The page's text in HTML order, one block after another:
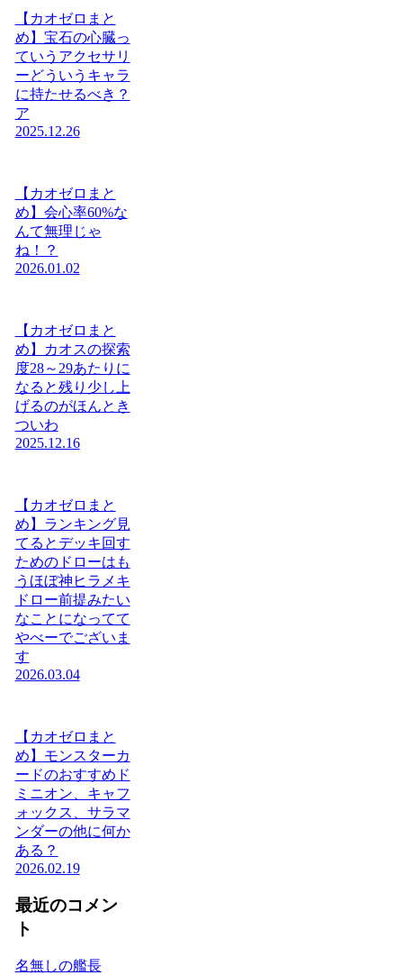
【カオゼロまと
め】宝石の心臓っ
ていうアクセサリ
ーどういうキャラ
に持たせるべき？
ア
2025.12.26
【カオゼロまと
め】会心率60%な
んて無理じゃ
ね！？
2026.01.02
【カオゼロまと
め】カオスの探索
度28～29あたりに
なると残り少し上
げるのがほんとき
ついわ
2025.12.16
【カオゼロまと
め】ランキング見
てるとデッキ回す
ためのドローはも
うほぼ神ヒラメキ
ドロー前提みたい
なことになってて
やべーでございま
す
2026.03.04
【カオゼロまと
め】モンスターカ
ードのおすすめド
ミニオン、キャフ
ォックス、サラマ
ンダーの他に何か
ある？
2026.02.19
最近のコメン
ト
名無しの艦長